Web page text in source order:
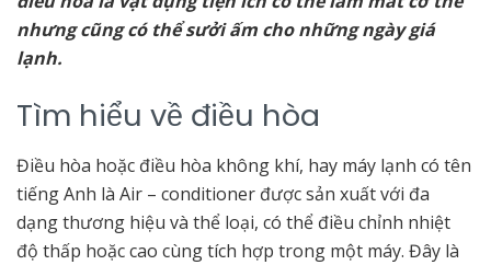
nhưng cũng có thể sưởi ấm cho những ngày giá
lạnh.
Tìm hiểu về điều hòa
Điều hòa hoặc điều hòa không khí, hay máy lạnh có tên
tiếng Anh là Air – conditioner được sản xuất với đa
dạng thương hiệu và thể loại, có thể điều chỉnh nhiệt
độ thấp hoặc cao cùng tích hợp trong một máy. Đây là